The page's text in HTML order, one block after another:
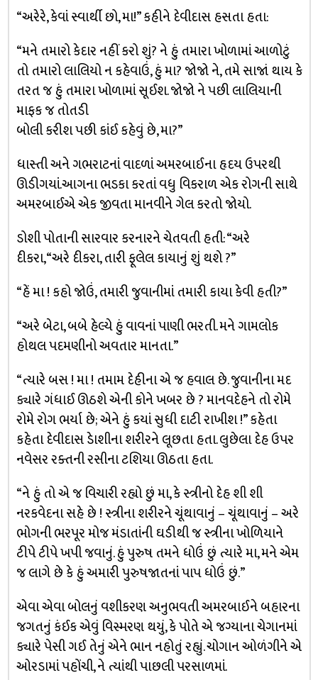
“અરેરે, કેવાં સ્વાર્થી છો, મા!” કહીને દેવીદાસ હસતા હતા:
“મને તમારો કેદાર નહીં કરો શું? ને હું તમારા ખોળામાં આળોટું
તો તમારો લાલિયો ન કહેવાઉં, હું મા? જોજો ને, તમે સાજાં થાય કે
તરત જ હું તમારા ખોળામાં સૂઈશ. જોજો ને પછી લાલિયાની
માફક જ તોતડી
બોલી કરીશ પછી કાંઈ કહેવું છે, મા?”
ધાસ્તી અને ગભરાટનાં વાદળાં અમરબાઈના હૃદય ઉપરથી
ઊડીગયાં.આગના ભડકા કરતાં વધુ વિકરાળ એક રોગની સાથે
અમરબાઈએ એક જીવતા માનવીને ગેલ કરતો જોયો.
ડોશી પોતાની સારવાર કરનારને ચેતવતી હતી: “અરે
દીકરા,“અરે દીકરા, તારી ફૂલેલ કાયાનું શું થશે ?”
“હેં મા ! કહો જોઉં, તમારી જુવાનીમાં તમારી કાયા કેવી હતી?”
“અરે બેટા, બબે હેલ્યે હું વાવનાં પાણી ભરતી. મને ગામલોક
હોથલ પદમણીનો અવતાર માનતા.”
“ત્યારે બસ ! મા ! તમામ દેહીના એ જ હવાલ છે. જુવાનીના મદ
ક્યારે ગંધાઈ ઊઠશે એની કોને ખબર છે ? માનવદેહને તો રોમે
રોમે રોગ ભર્યા છે; એને હું કયાં સુધી દાટી રાખીશ !” કહેતા
કહેતા દેવીદાસ ડેાશીના શરીરને લૂછતા હતા. લુછેલા દેહ ઉપર
નવેસર રક્તની રસીના ટશિયા ઊઠતા હતા.
“ને હું તો એ જ વિચારી રહ્યો છું મા, કે સ્ત્રીનો દેહ શી શી
નરકવેદના સહે છે ! સ્ત્રીના શરીરને ચૂંથાવાનું – ચૂંથાવાનું – અરે
ભોગની ભરપૂર મોજ મંડાતાંની ઘડીથી જ સ્ત્રીના ખોળિયાને
ટીપે ટીપે ખપી જવાનું. હું પુરુષ તમને ધોઉં છું ત્યારે મા, મને એમ
જ લાગે છે કે હું અમારી પુરુષજાતનાં પાપ ધોઉં છું.”
એવા એવા બોલનું વશીકરણ અનુભવતી અમરબાઈને બહારના
જગતનું કંઈક એવું વિસ્મરણ થયું, કે પોતે એ જગ્યાના ચેગાનમાં
ક્યારે પેસી ગઈ તેનું એને ભાન નહોતું રહ્યું. ચોગાન ઓળંગીને એ
ઓરડામાં પહોંચી, ને ત્યાંથી પાછલી પરસાળમાં.